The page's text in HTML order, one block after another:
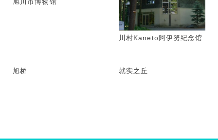
川村Kaneto阿伊努纪念馆
旭桥 就实之丘